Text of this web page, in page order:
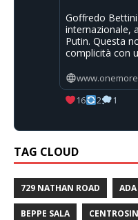
Goffredo
internazionale,
Putin. Questa
complicità con
16
2 1
TAG CLOUD
729 NATHAN ROAD ADA
BEPPE SALA